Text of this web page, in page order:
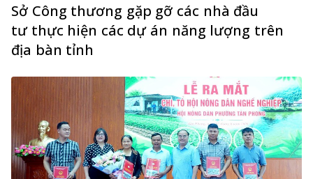
Sở Công thương gặp gỡ các nhà đầu
tư thực hiện các dự án năng lượng trên
địa bàn tỉnh